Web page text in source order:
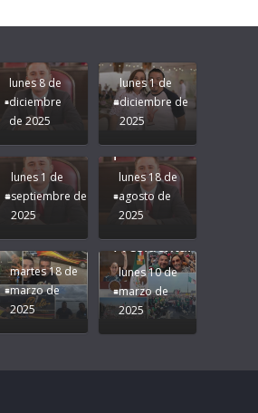
lunes 8 de
diciembre
de 2025
lunes 1 de
diciembre de
2025
Apoyo y
Seguimos la
Ruta que
Marca
Nuestra
Rocío Nahle.
lunes 1 de
septiembre de
2025
Pongamos
de moda;
San
Andrés
Tuxtla
presente.
lunes 18 de
agosto de
2025
Difamación
martes 18 de
marzo de
2025
Presidenta!
lunes 10 de
marzo de
2025